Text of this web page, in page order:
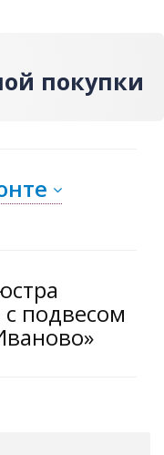
покупки
подвесом